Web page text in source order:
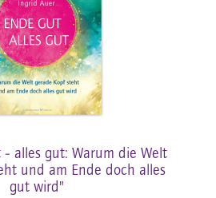
- alles gut: Warum die Welt
und am Ende doch alles
gut wird"